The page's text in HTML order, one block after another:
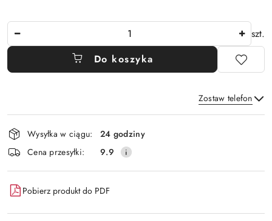
szt.
Do koszyka
Zostaw telefon
Wyślij
Dostępność
i
dostawa
Wysyłka w ciągu:
24 godziny
Cena przesyłki:
9.9
Pobierz produkt do PDF